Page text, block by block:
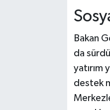
Bakan
da
yatırım
destek